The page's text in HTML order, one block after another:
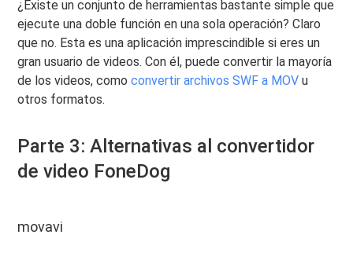
¿Existe un conjunto de herramientas bastante simple que
ejecute una doble función en una sola operación? Claro
que no. Esta es una aplicación imprescindible si eres un
gran usuario de videos. Con él, puede convertir la mayoría
de los videos, comoconvertir archivos SWF a MOV u
otros formatos.
Parte 3: Alternativas al convertidor
de video FoneDog
movavi